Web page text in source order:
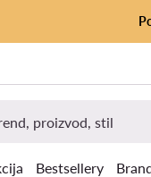
Bestsellery